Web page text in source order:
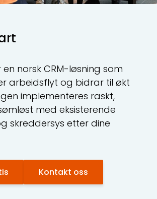
en norsk CRM-løsning som
arbeidsflyt og bidrar til økt
implementeres raskt,
med eksisterende
skreddersys etter dine
Kontakt oss